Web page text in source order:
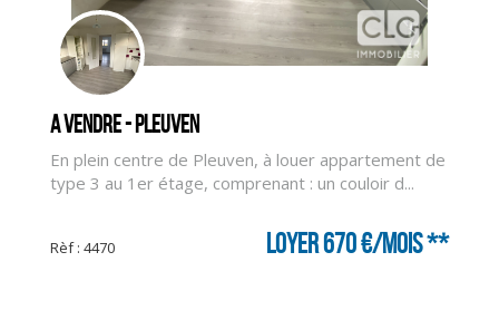
CLIQUER ICI POUR AGRANDIR
A vendre - PLEUVEN
En plein centre de Pleuven, à louer appartement de
type 3 au 1er étage, comprenant : un couloir d...
Rèf : 4470 Loyer 670 €/mois**